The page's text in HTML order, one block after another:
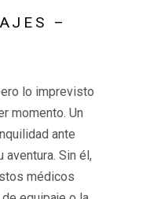
–
lo imprevisto
momento. Un
ante
aventura. Sin él,
médicos